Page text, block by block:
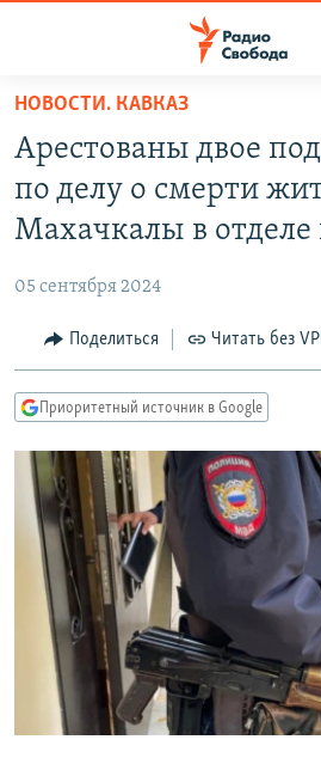
упрощенного
доступа
основному
Вернутся
Вернутся
поиску
ПОДКАСТЫ
АВТОРСКИЕ ПРОЕКТЫ
МНЕНИЯ
КУЛЬТУРА
КАВКАЗ.РЕАЛИИ
СЕВЕР.РЕАЛИИ
СИБИРЬ.РЕАЛИИ
РАСПИСАНИЕ ВЕЩАНИЯ
ПОДПИШИТЕСЬ НА РАССЫЛКУ
СОЦИАЛЬНЫЕ СЕТИ
НОВОСТИ. КАВКАЗ
Арестованы двое
по делу о смерти
Махачкалы в
05 сентября 2024
Поделиться Читать без
Приоритетный источник в Google